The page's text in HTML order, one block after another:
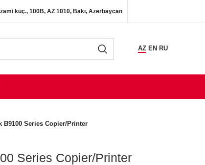
küç., 100B, AZ 1010, Bakı, Azərbaycan
AZ EN RU
B9100 Series Copier/Printer
Series Copier/Printer